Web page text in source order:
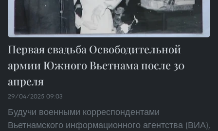
Первая свадьба Освободительной
армии Южного Вьетнама после 30
апреля
29/04/2025 09:03
Будучи военными корреспондентами
Вьетнамского информационного агентства (ВИА),